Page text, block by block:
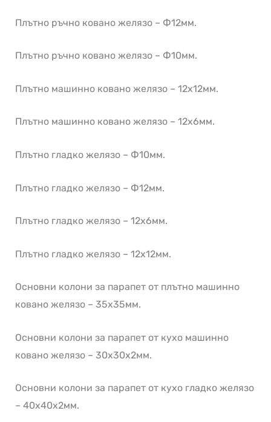
Плътно ръчно ковано желязо – Ф12мм.
Плътно ръчно ковано желязо – Ф10мм.
Плътно машинно ковано желязо – 12х12мм.
Плътно машинно ковано желязо – 12х6мм.
Плътно гладко желязо – Ф10мм.
Плътно гладко желязо – Ф12мм.
Плътно гладко желязо – 12х6мм.
Плътно гладко желязо – 12х12мм.
Основни колони за парапет от плътно машинно
ковано желязо – 35х35мм.
Основни колони за парапет от кухо машинно
ковано желязо – 30х30х2мм.
Основни колони за парапет от кухо гладко желязо
– 40х40х2мм.